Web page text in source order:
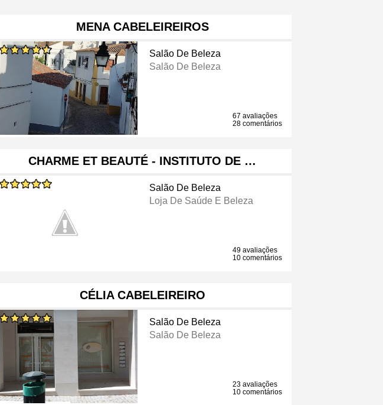
MENA CABELEIREIROS
Salão De Beleza
Salão De Beleza
67 avaliações
28 comentários
CHARME ET BEAUTÉ - INSTITUTO DE …
Salão De Beleza
Loja De Saúde E Beleza
49 avaliações
10 comentários
CÉLIA CABELEIREIRO
Salão De Beleza
Salão De Beleza
23 avaliações
10 comentários